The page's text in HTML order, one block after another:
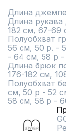
Длина
Длина
182 см, 67-69
Полуобхват
56 см, 50 р. -
- 64 см, 58 р
Длина брюк
176-182 см,
Полуобхват
см, 50 р - 52
58 см, 58 р -